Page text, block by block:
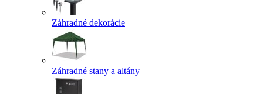
Záhradné dekorácie
Záhradné stany a altány